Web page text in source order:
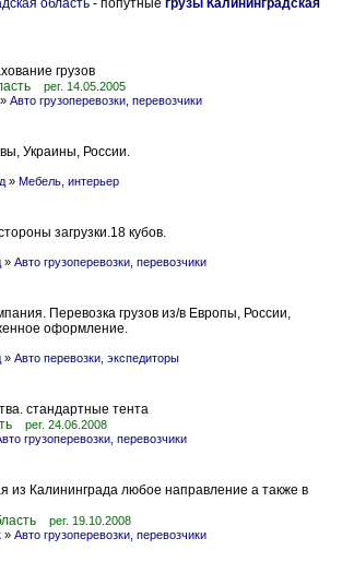
область - попутные грузы Калининградская
грузов
рег. 14.05.2005
» Авто грузоперевозки, перевозчики
Украины, России.
» Мебель, интерьер
загрузки.18 кубов.
» Авто грузоперевозки, перевозчики
Перевозка грузов из/в Европы, России,
оформление.
» Авто перевозки, экспедиторы
стандартные тента
рег. 24.06.2008
грузоперевозки, перевозчики
из Калининграда любое направление а также в
рег. 19.10.2008
» Авто грузоперевозки, перевозчики